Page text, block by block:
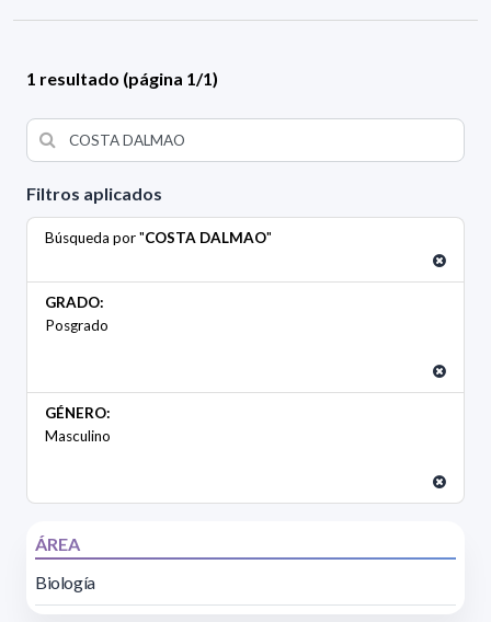
Filtros aplicados
Búsqueda por "COSTA DALMAO"
GRADO:
Posgrado
GÉNERO:
Masculino
ÁREA
Biología
1 resultado (página 1/1)